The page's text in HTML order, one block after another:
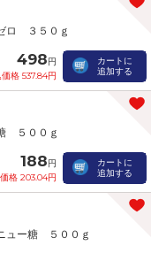
ロ ３５０ｇ
498円
格 537.84円
カートに
追加する
５００ｇ
188円
格 203.04円
カートに
追加する
ュー糖 ５００ｇ